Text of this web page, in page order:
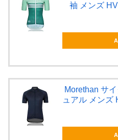
袖 メンズ
Morethan サ
ュアル メンズ